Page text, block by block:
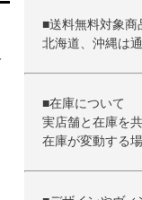
■送料無料対象商
北海道、沖縄は
■在庫について
実店舗と在庫を
在庫が変動する